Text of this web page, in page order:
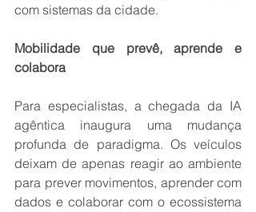
com sistemas da cidade.
Mobilidade que prevê, aprende e
colabora
Para especialistas, a chegada da IA
agêntica inaugura uma mudança
profunda de paradigma. Os veículos
deixam de apenas reagir ao ambiente
para prever movimentos, aprender com
dados e colaborar com o ecossistema